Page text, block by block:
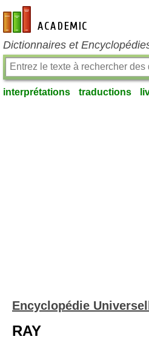
fr-academic.com
Dictionnaires et
interprétations traductions
Encyclopédie
RAY